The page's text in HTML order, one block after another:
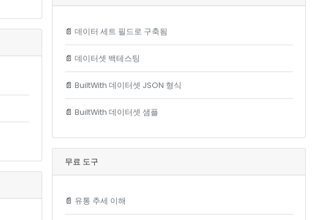
📄 데이터 세트 필드로 구축됨
📄 데이터셋 백테스팅
📄 BuiltWith 데이터셋 JSON 형식
📄 BuiltWith 데이터셋 샘플
무료 도구
📄 유통 추세 이해